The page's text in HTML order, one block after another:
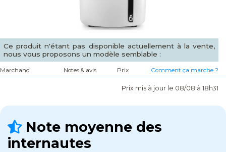
Ce produit n'étant pas disponible actuellement à la vente,
nous vous proposons un modèle semblable :
Marchand Notes & avis Prix Comment ça marche ?
Prix mis à jour le 08/08 à 18h31
Note moyenne des
internautes